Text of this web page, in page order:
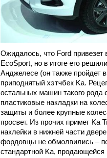
Ожидалось, что Ford
EcoSport, но в итоге его
Анджелесе (он также пройдет
приподнятый хэтчбек Ka.
остальных машин такого рода
пластиковые накладки на
защиты и более крупные
просвет. Из прочих примет Ka
наклейки в нижней части
фордовцы не обмолвились –
стандартной Ka, продающейся